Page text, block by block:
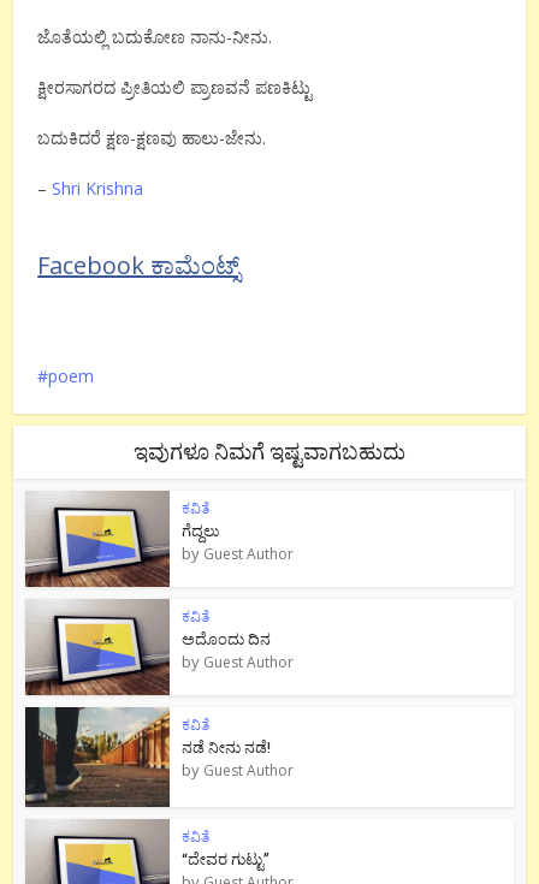
ಜೊತೆಯಲ್ಲಿ ಬದುಕೋಣ ನಾನು-ನೀನು.
ಕ್ಷೀರಸಾಗರದ ಪ್ರೀತಿಯಲಿ ಪ್ರಾಣವನೆ ಪಣಕಿಟ್ಟು
ಬದುಕಿದರೆ ಕ್ಷಣ-ಕ್ಷಣವು ಹಾಲು-ಜೇನು.
– Shri Krishna
Facebook ಕಾಮೆಂಟ್ಸ್
poem
ಇವುಗಳೂ ನಿಮಗೆ ಇಷ್ಟವಾಗಬಹುದು
ಕವಿತೆ
ಗೆದ್ದಲು
by Guest Author
ಕವಿತೆ
ಅದೊಂದು ದಿನ
by Guest Author
ಕವಿತೆ
ನಡೆ ನೀನು‌ ನಡೆ!
by Guest Author
ಕವಿತೆ
“ದೇವರ ಗುಟ್ಟು”